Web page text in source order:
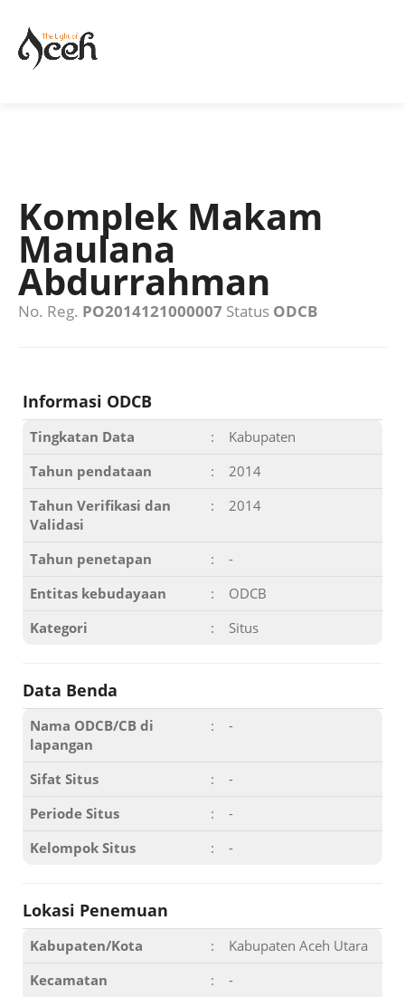
Komplek Makam
Maulana
Abdurrahman
No. Reg. PO2014121000007 Status ODCB
Informasi ODCB
Tingkatan Data :
Kabupaten
Tahun pendataan
:
2014
Tahun Verifikasi dan
Validasi
: 2014
Tahun penetapan :
-
Entitas kebudayaan
:
ODCB
Kategori
: Situs
Data Benda
Nama ODCB/CB di
lapangan
: -
Sifat Situs :
-
Periode Situs
:
-
Kelompok Situs
: -
Lokasi Penemuan
Kabupaten/Kota :
Kabupaten Aceh Utara
Kecamatan
:
-